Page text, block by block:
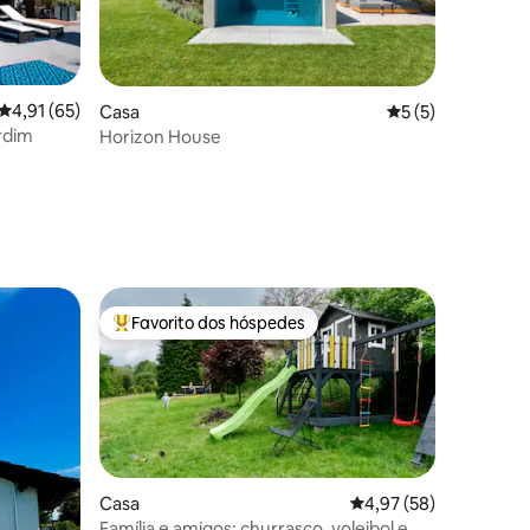
média de 4,91 em 5 estrelas, 65avaliações
4,91 (65)
Casa Classificação
5 (5)
Horizon House
Favoritos dos hóspedes mais apreciados
Favorito dos hóspedes
Casa Classificação média
4,97 (58)